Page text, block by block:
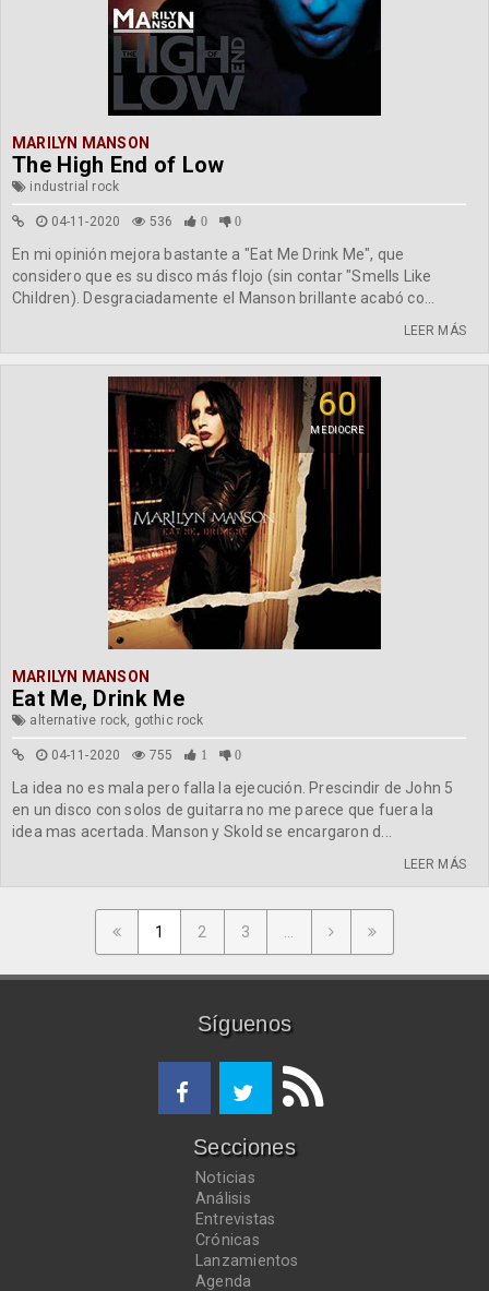
MARILYN MANSON
The High End of Low
industrial rock
04-11-2020 536 0 0
En mi opinión mejora bastante a "Eat Me Drink Me", que
considero que es su disco más flojo (sin contar "Smells Like
Children). Desgraciadamente el Manson brillante acabó co...
LEER MÁS
60
MEDIOCRE
MARILYN MANSON
Eat Me, Drink Me
alternative rock, gothic rock
04-11-2020 755 1 0
La idea no es mala pero falla la ejecución. Prescindir de John 5
en un disco con solos de guitarra no me parece que fuera la
idea mas acertada. Manson y Skold se encargaron d...
LEER MÁS
1 2 3
Síguenos
Secciones
Noticias
Análisis
Entrevistas
Crónicas
Lanzamientos
Agenda